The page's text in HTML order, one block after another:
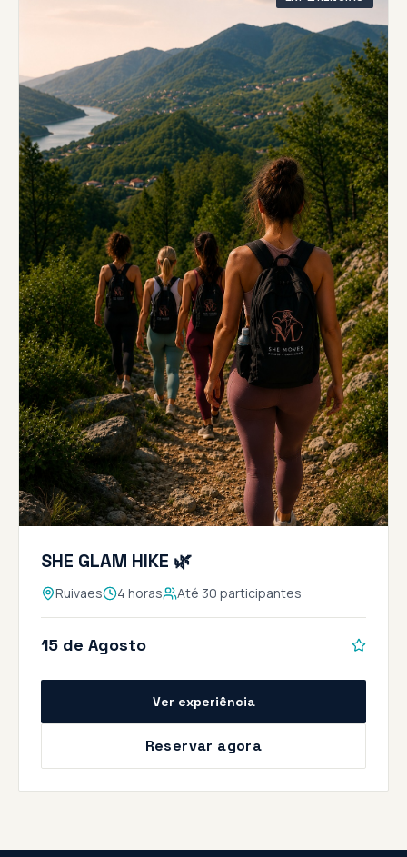
SHE GLAM HIKE 🌿
Ruivaes 4 horas Até 30 participantes
15 de Agosto
Ver experiência
Reservar agora